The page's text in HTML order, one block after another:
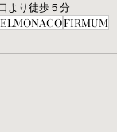
より徒歩５分
FIRMUM